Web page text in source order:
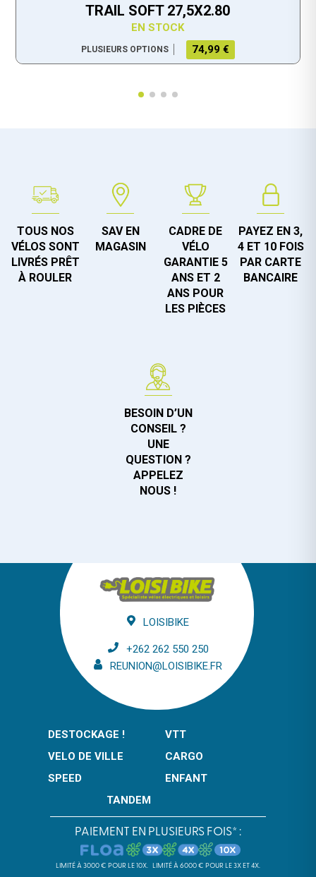
TRAIL SOFT 27,5X2.80
EN STOCK
PLUSIEURS OPTIONS 74,99 €
TOUS NOS
VÉLOS SONT
LIVRÉS PRÊT
À ROULER
SAV EN
MAGASIN
CADRE DE
VÉLO
GARANTIE 5
ANS ET 2
ANS POUR
LES PIÈCES
PAYEZ EN 3,
4 ET 10 FOIS
PAR CARTE
BANCAIRE
BESOIN D’UN
CONSEIL ?
UNE
QUESTION ?
APPELEZ
NOUS !
LOISIBIKE
+262 262 550 250
REUNION@LOISIBIKE.FR
DESTOCKAGE !
VTT
VELO DE VILLE
CARGO
SPEED
ENFANT
TANDEM
PAIEMENT EN PLUSIEURS FOIS* :
LIMITÉ À 3000 € POUR LE 10X. LIMITÉ À 6000 € POUR LE 3X ET 4X.